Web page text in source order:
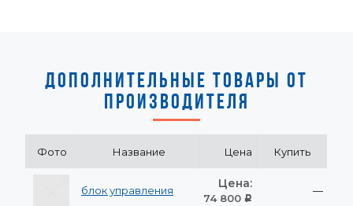
ДОПОЛНИТЕЛЬНЫЕ ТОВАРЫ ОТ
ПРОИЗВОДИТЕЛЯ
Фото Название Цена Купить
блок управления Цена:
74 800 Р
—